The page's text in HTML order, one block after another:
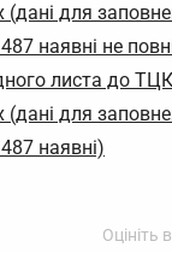
(дані для
наявні не
листа до
(дані для
наявні)
Оцініть